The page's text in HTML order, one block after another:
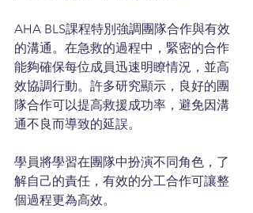
AHA BLS課程特別強調團隊合作與有效
的溝通。在急救的過程中，緊密的合作
能夠確保每位成員迅速明瞭情況，並高
效協調行動。許多研究顯示，良好的團
隊合作可以提高救援成功率，避免因溝
通不良而導致的延誤。
學員將學習在團隊中扮演不同角色，了
解自己的責任，有效的分工合作可讓整
個過程更為高效。